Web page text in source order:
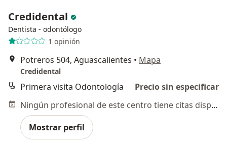
Credidental
Dentista - odontólogo
1 opinión
Potreros 504, Aguascalientes • Mapa
Credidental
Primera visita Odontología
Precio sin especificar
Ningún profesional de este centro tiene citas disponibles
Mostrar perfil